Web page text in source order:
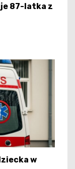
87-latka z
w